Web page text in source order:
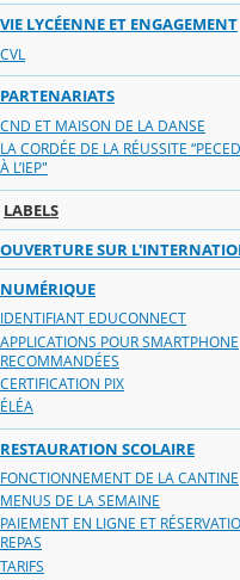
VIE LYCÉENNE ET ENGAGEMENT
CVL
PARTENARIATS
CND ET MAISON DE LA DANSE
LA CORDÉE DE LA RÉUSSITE
À L’IEP"
LABELS
OUVERTURE SUR
NUMÉRIQUE
IDENTIFIANT EDUCONNECT
APPLICATIONS POUR SMARTPHONE
RECOMMANDÉES
CERTIFICATION PIX
ÉLÉA
RESTAURATION SCOLAIRE
FONCTIONNEMENT DE LA CANTINE
MENUS DE LA SEMAINE
PAIEMENT EN LIGNE ET
REPAS
TARIFS